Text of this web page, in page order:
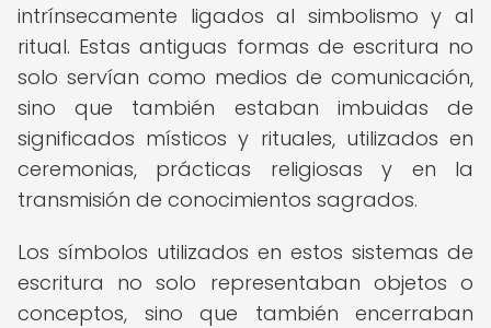
intrínsecamente ligados al simbolismo y al
ritual. Estas antiguas formas de escritura no
solo servían como medios de comunicación,
sino que también estaban imbuidas de
significados místicos y rituales, utilizados en
ceremonias, prácticas religiosas y en la
transmisión de conocimientos sagrados.
Los símbolos utilizados en estos sistemas de
escritura no solo representaban objetos o
conceptos, sino que también encerraban